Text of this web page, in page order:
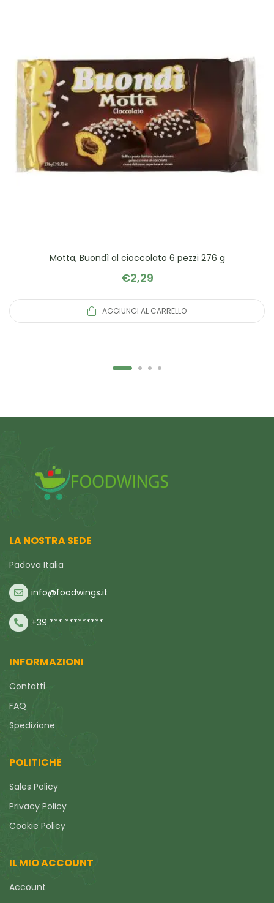
Motta, Buondì al cioccolato 6 pezzi 276 g
€2,29
AGGIUNGI AL CARRELLO
LA NOSTRA SEDE
Padova Italia
info@foodwings.it
+39 *** *********
INFORMAZIONI
Contatti
FAQ
Spedizione
POLITICHE
Sales Policy
Privacy Policy
Cookie Policy
IL MIO ACCOUNT
Account